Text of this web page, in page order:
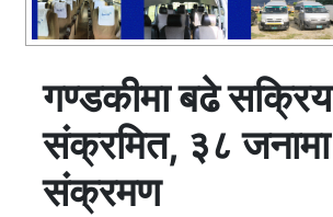
गण्डकीमा बढे सक्रिय
संक्रमित, ३८ जनामा
संक्रमण